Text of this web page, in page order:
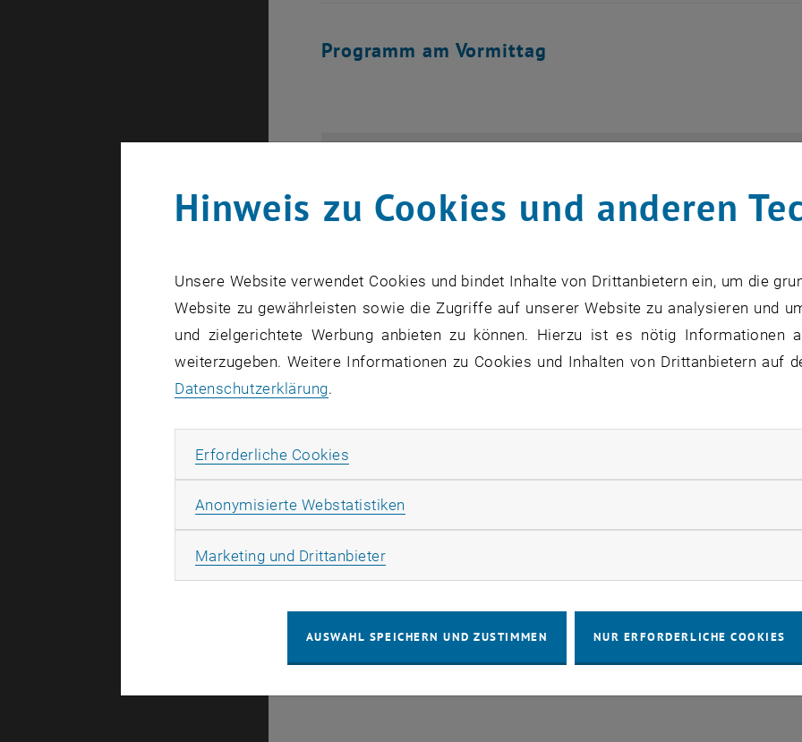
Programm am Vormittag
10:30 - 11:30 Uhr Keynote:Behindertenanwältin Mag. a
Gleichbehandlungsfragen für Menschen
12:00 - 12:30 Uhr
Hinweis zu Cookies und anderen
Unsere Website verwendet Cookies und bindet Inhalte von Drittanbietern ein, um die
Website zu gewährleisten sowie die Zugriffe auf unserer Website zu analysieren und
und zielgerichtete Werbung anbieten zu können. Hierzu ist es nötig Informationen
weiterzugeben. Weitere Informationen zu Cookies und Inhalten von Drittanbietern auf
Datenschutzerklärung.
Erforderliche Cookies
Anonymisierte Webstatistiken
Marketing und DrittanbieterMarketing Cookies zulassen
AUSWAHL SPEICHERN UND ZUSTIMMEN NUR ERFORDERLICHE COOKIES